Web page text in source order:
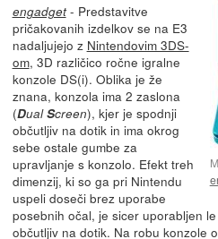
engadget- Predstavitve
pričakovanih izdelkov se na E3
nadaljujejo z Nintendovim 3DS-
om, 3D različico ročne igralne
konzole DS(i). Oblika je že
znana, konzola ima 2 zaslona
(DualScreen), kjer je spodnji
občutljiv na dotik in ima okrog
sebe ostale gumbe za
upravljanje s konzolo. Efekt treh
dimenzij, ki so ga pri Nintendu
uspeli doseči brez uporabe
posebnih očal, je sicer uporabljen
občutljiv na dotik. Na robu konzole